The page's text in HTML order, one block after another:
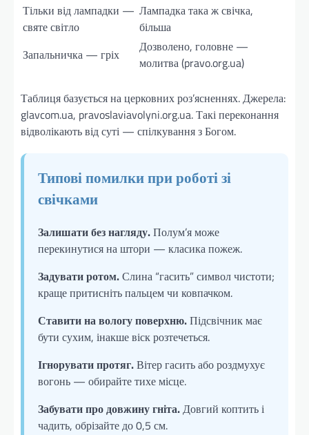
Тільки від лампадки —
святе світло
Лампадка така ж свічка,
більша
Запальничка — гріх
Дозволено, головне —
молитва (pravo.org.ua)
Таблиця базується на церковних роз’ясненнях. Джерела:
glavcom.ua, pravoslaviavolyni.org.ua. Такі переконання
відволікають від суті — спілкування з Богом.
Типові помилки при роботі зі
свічками
Залишати без нагляду.Полум’я може
перекинутися на штори — класика пожеж.
Задувати ротом.Слина “гасить” символ чистоти;
краще притисніть пальцем чи ковпачком.
Ставити на вологу поверхню.Підсвічник має
бути сухим, інакше віск розтечеться.
Ігнорувати протяг.Вітер гасить або роздмухує
вогонь — обирайте тихе місце.
Забувати про довжину гніта.Довгий коптить і
чадить, обрізайте до 0,5 см.